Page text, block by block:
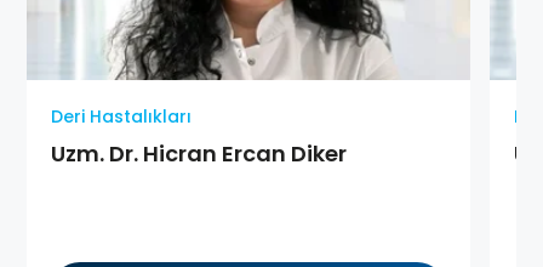
Deri Hastalıkları
Uzm. Dr. Hicran Ercan Diker